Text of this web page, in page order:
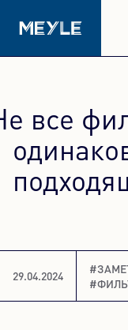
качество
О нас
все
29.04.2024